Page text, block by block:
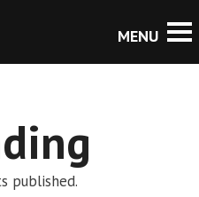
published.